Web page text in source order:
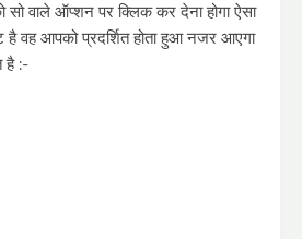
सो वाले ऑप्शन पर क्लिक कर देना होगा ऐसा
वह आपको प्रदर्शित होता हुआ नजर आएगा
है :-